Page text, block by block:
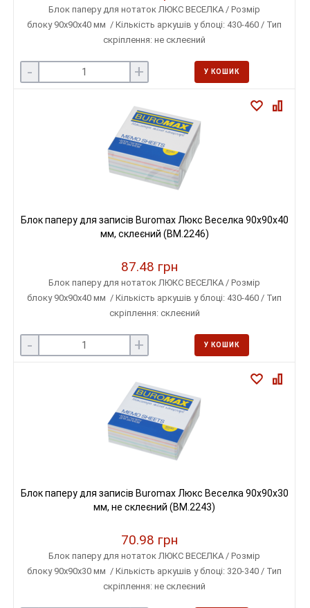
Блок паперу для нотаток ЛЮКС ВЕСЕЛКА / Розмір
блоку 90х90х40 мм / Кількість аркушів у блоці: 430-460 / Тип
скріплення: не склеєний
- + У КОШИК
Блок паперу для записів Buromax Люкс Веселка 90х90х40
мм, склеєний (BM.2246)
87.48 грн
Блок паперу для нотаток ЛЮКС ВЕСЕЛКА / Розмір
блоку 90х90х40 мм / Кількість аркушів у блоці: 430-460 / Тип
скріплення: склеєний
- + У КОШИК
Блок паперу для записів Buromax Люкс Веселка 90х90х30
мм, не склеєний (BM.2243)
70.98 грн
Блок паперу для нотаток ЛЮКС ВЕСЕЛКА / Розмір
блоку 90х90х30 мм / Кількість аркушів у блоці: 320-340 / Тип
скріплення: не склеєний